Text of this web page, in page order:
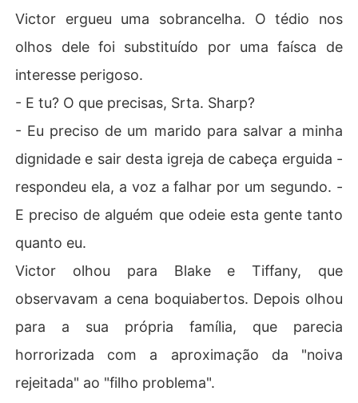
Victor ergueu uma sobrancelha. O tédio nos
olhos dele foi substituído por uma faísca de
interesse perigoso.
- E tu? O que precisas, Srta. Sharp?
- Eu preciso de um marido para salvar a minha
dignidade e sair desta igreja de cabeça erguida -
respondeu ela, a voz a falhar por um segundo. -
E preciso de alguém que odeie esta gente tanto
quanto eu.
Victor olhou para Blake e Tiffany, que
observavam a cena boquiabertos. Depois olhou
para a sua própria família, que parecia
horrorizada com a aproximação da "noiva
rejeitada" ao "filho problema".